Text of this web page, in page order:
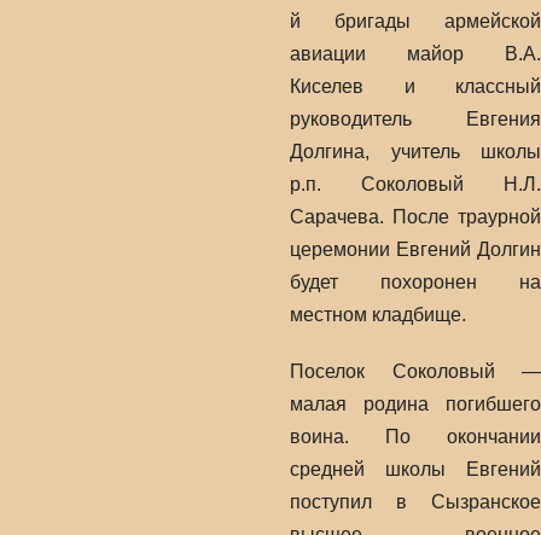
й бригады армейской
авиации майор В.А.
Киселев и классный
руководитель Евгения
Долгина, учитель школы
р.п. Соколовый Н.Л.
Сарачева. После траурной
церемонии Евгений Долгин
будет похоронен на
местном кладбище.
Поселок Соколовый —
малая родина погибшего
воина. По окончании
средней школы Евгений
поступил в Сызранское